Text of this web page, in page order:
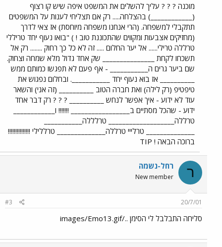
מוכנה ? ? ? עליך להשלים את המשפט איפה שיש קו רצוף
(____________) בהצלחה..... רק אם תצליחי לענות על המשפטים
תתקבלי למשפחה. (הרי אנחנו משפחה מיוחסת) אז צאי לדרך
(מחזיקים אצבעות ומקווים שהתכוננת טוב ! ) "בואו נעוף יחד טריללי
טרללה טרילי...... אל יער החלום ..... זה לא כל כך רחוק ........ רק אל
תשכחו לקחת _______________ שק אחד גדול מלא שמחה וצחוק.
שם ביער גרים ה___________ - אף פעם לא תפגשו כמותם ממש
__________ אז בוא נעוף יחד ___________. ובחלום נפגוש את
טיפטיפ (רק לילה) ואת חברה הטוב __________ (זה אני) והשאר
עוד לא ידוע - איך אפשר לנחש __________ ? ? ? רק דבר אחד
ידוע - שהכל מסתיים ב_________________ !!!!!!! ו____________
טרללה___________________ טרלללה___________
______________ טרלייי טרללה______________ טרללילי !!!!!!!!!!!!!!!
ברוכה הבאה ! TIP
ר רחל-נשמה
New member
20/7/01
#3
סליחה התבלבל לי הסימן ../images/Emo13.gif